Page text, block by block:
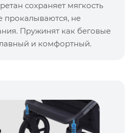
сохраняет мягкость
прокалываются, не
Пружинят как беговые
и комфортный.